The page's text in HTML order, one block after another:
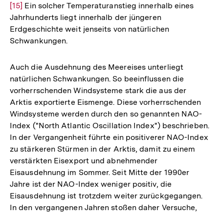
[15] Ein solcher Temperaturanstieg innerhalb eines
Jahrhunderts liegt innerhalb der jüngeren
Erdgeschichte weit jenseits von natürlichen
Schwankungen.
Auch die Ausdehnung des Meereises unterliegt
natürlichen Schwankungen. So beeinflussen die
vorherrschenden Windsysteme stark die aus der
Arktis exportierte Eismenge. Diese vorherrschenden
Windsysteme werden durch den so genannten NAO-
Index ("North Atlantic Oscillation Index") beschrieben.
In der Vergangenheit führte ein positiverer NAO-Index
zu stärkeren Stürmen in der Arktis, damit zu einem
verstärkten Eisexport und abnehmender
Eisausdehnung im Sommer. Seit Mitte der 1990er
Jahre ist der NAO-Index weniger positiv, die
Eisausdehnung ist trotzdem weiter zurückgegangen.
In den vergangenen Jahren stoßen daher Versuche,